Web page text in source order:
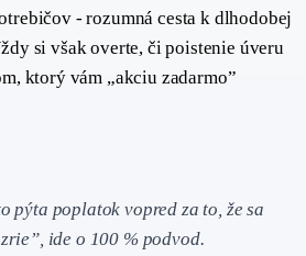
- rozumná cesta k dlhodobej
si však overte, či poistenie úveru
ktorý vám „akciu zadarmo”
pýta poplatok vopred za to, že sa
ide o 100 % podvod.